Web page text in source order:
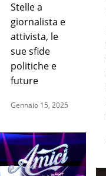
Stelle a
giornalista e
attivista, le
sue sfide
politiche e
future
Gennaio 15, 2025